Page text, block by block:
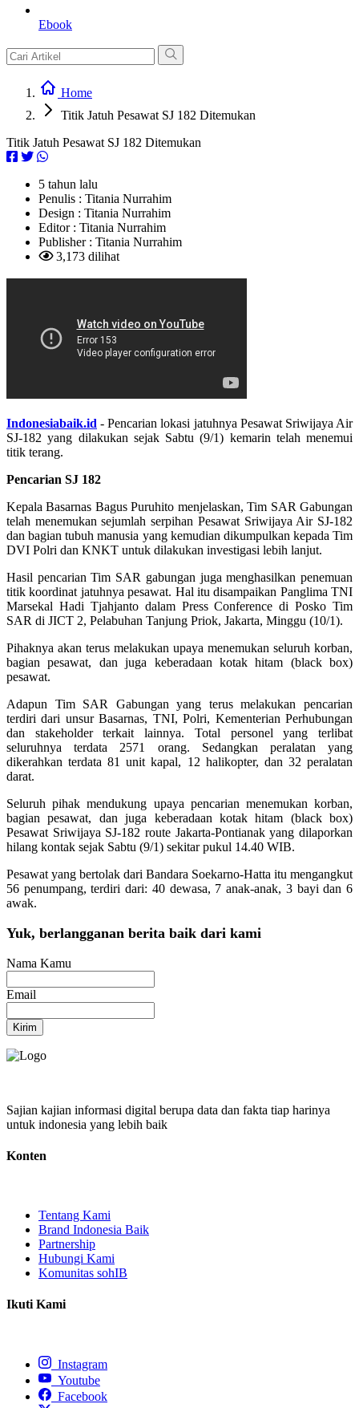
Ebook
Home
Titik Jatuh Pesawat SJ 182 Ditemukan
Titik Jatuh Pesawat SJ 182 Ditemukan
5 tahun lalu
Penulis : Titania Nurrahim
Design : Titania Nurrahim
Editor : Titania Nurrahim
Publisher : Titania Nurrahim
3,173 dilihat
Indonesiabaik.id - Pencarian lokasi jatuhnya Pesawat Sriwijaya Air
SJ-182 yang dilakukan sejak Sabtu (9/1) kemarin telah menemui
titik terang.
Pencarian SJ 182
Kepala Basarnas Bagus Puruhito menjelaskan, Tim SAR Gabungan
telah menemukan sejumlah serpihan Pesawat Sriwijaya Air SJ-182
dan bagian tubuh manusia yang kemudian dikumpulkan kepada Tim
DVI Polri dan KNKT untuk dilakukan investigasi lebih lanjut.
Hasil pencarian Tim SAR gabungan juga menghasilkan penemuan
titik koordinat jatuhnya pesawat. Hal itu disampaikan Panglima TNI
Marsekal Hadi Tjahjanto dalam Press Conference di Posko Tim
SAR di JICT 2, Pelabuhan Tanjung Priok, Jakarta, Minggu (10/1).
Pihaknya akan terus melakukan upaya menemukan seluruh korban,
bagian pesawat, dan juga keberadaan kotak hitam (black box)
pesawat.
Adapun Tim SAR Gabungan yang terus melakukan pencarian
terdiri dari unsur Basarnas, TNI, Polri, Kementerian Perhubungan
dan stakeholder terkait lainnya. Total personel yang terlibat
seluruhnya terdata 2571 orang. Sedangkan peralatan yang
dikerahkan terdata 81 unit kapal, 12 halikopter, dan 32 peralatan
darat.
Seluruh pihak mendukung upaya pencarian menemukan korban,
bagian pesawat, dan juga keberadaan kotak hitam (black box)
Pesawat Sriwijaya SJ-182 route Jakarta-Pontianak yang dilaporkan
hilang kontak sejak Sabtu (9/1) sekitar pukul 14.40 WIB.
Pesawat yang bertolak dari Bandara Soekarno-Hatta itu mengangkut
56 penumpang, terdiri dari: 40 dewasa, 7 anak-anak, 3 bayi dan 6
awak.
Yuk, berlangganan berita baik dari kami
Nama Kamu
Email
Kirim
Sajian kajian informasi digital berupa data dan fakta tiap harinya
untuk indonesia yang lebih baik
Konten
Tentang Kami
Brand Indonesia Baik
Partnership
Hubungi Kami
Komunitas sohIB
Ikuti Kami
Instagram
Youtube
Facebook